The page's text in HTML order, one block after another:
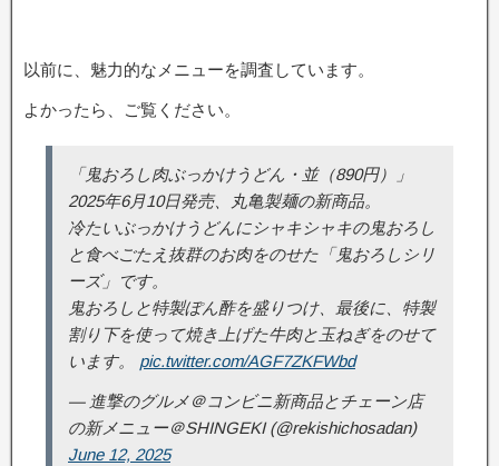
以前に、魅力的なメニューを調査しています。
よかったら、ご覧ください。
「鬼おろし肉ぶっかけうどん・並（890円）」
2025年6月10日発売、丸亀製麺の新商品。
冷たいぶっかけうどんにシャキシャキの鬼おろし
と食べごたえ抜群のお肉をのせた「鬼おろしシリ
ーズ」です。
鬼おろしと特製ぽん酢を盛りつけ、最後に、特製
割り下を使って焼き上げた牛肉と玉ねぎをのせて
います。 pic.twitter.com/AGF7ZKFWbd
— 進撃のグルメ＠コンビニ新商品とチェーン店
の新メニュー＠SHINGEKI (@rekishichosadan)
June 12, 2025